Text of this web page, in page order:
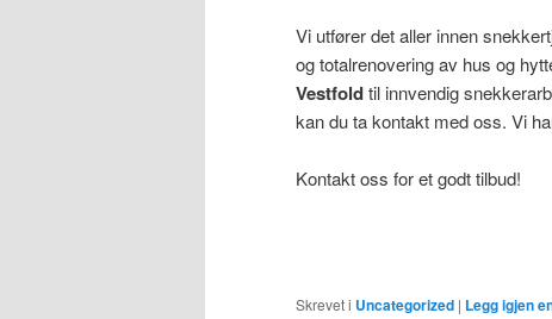
Vi utfører det aller innen
og totalrenovering av hus og
Vestfoldtil innvendig
kan du ta kontakt med oss. Vi
Kontakt oss for et godt tilbud!
Skrevet i Uncategorized | Legg igjen